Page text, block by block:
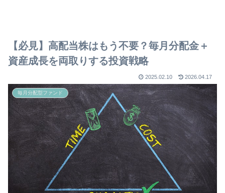
【必見】高配当株はもう不要？毎月分配金＋
資産成長を両取りする投資戦略
2025.02.10 2026.04.17
毎月分配型ファンド